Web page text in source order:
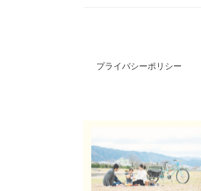
プライバシーポリシー